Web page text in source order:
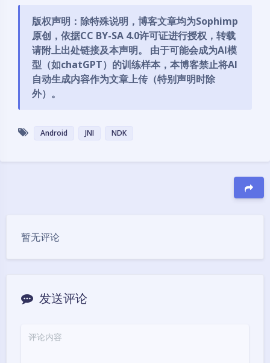
版权声明：除特殊说明，博客文章均为Sophimp
原创，依据CC BY-SA 4.0许可证进行授权，转载
请附上出处链接及本声明。 由于可能会成为AI模
型（如chatGPT）的训练样本，本博客禁止将AI
自动生成内容作为文章上传（特别声明时除
外）。
Android JNI NDK
暂无评论
发送评论